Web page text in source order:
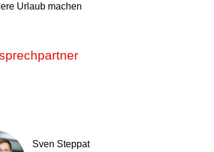
Urlaub machen
Sven Steppat